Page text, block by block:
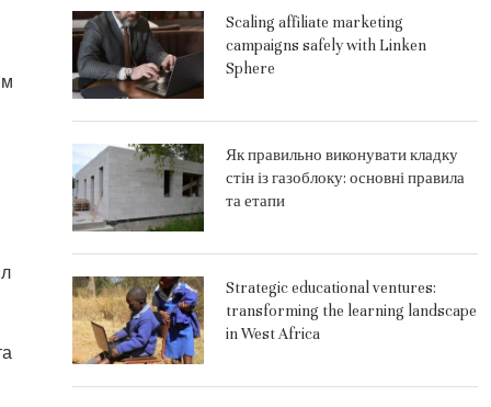
Scaling affiliate marketing
campaigns safely with Linken
Sphere
Як правильно виконувати кладку
стін із газоблоку: основні правила
та етапи
Strategic educational ventures:
transforming the learning landscape
in West Africa